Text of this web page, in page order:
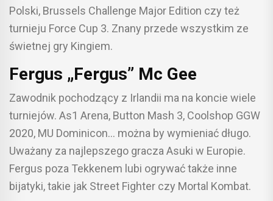
Polski, Brussels Challenge Major Edition czy też
turnieju Force Cup 3. Znany przede wszystkim ze
świetnej gry Kingiem.
Fergus „Fergus” Mc Gee
Zawodnik pochodzący z Irlandii ma na koncie wiele
turniejów. As1 Arena, Button Mash 3, Coolshop GGW
2020, MU Dominicon… można by wymieniać długo.
Uważany za najlepszego gracza Asuki w Europie.
Fergus poza Tekkenem lubi ogrywać także inne
bijatyki, takie jak Street Fighter czy Mortal Kombat.